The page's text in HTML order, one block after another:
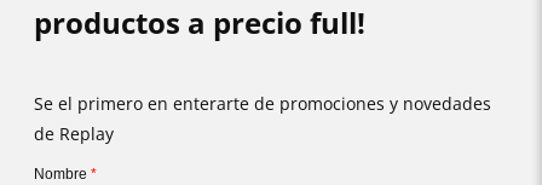
productos a precio full!
Se el primero en enterarte de promociones y novedades
de Replay
Nombre *